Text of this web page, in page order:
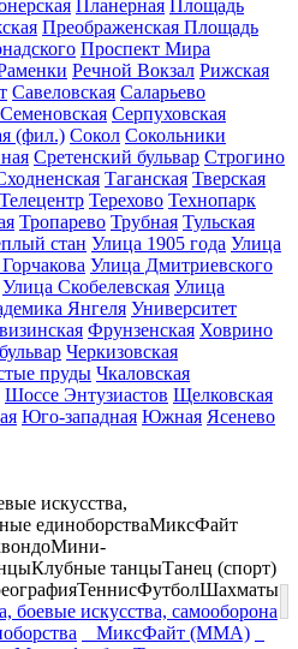
Планерная Площадь
Преображенская Площадь
Проспект Мира
Речной Вокзал Рижская
Савеловская Саларьево
Семеновская Серпуховская
(фил.) Сокол Сокольники
Сретенский бульвар Строгино
Таганская Тверская
Телецентр Терехово Технопарк
Тропарево Трубная Тульская
стан Улица 1905 года Улица
Улица Дмитриевского
Улица Скобелевская Улица
Янгеля Университет
Фрунзенская Ховрино
Черкизовская
пруды Чкаловская
Шоссе Энтузиастов Щелковская
Юго-западная Южная Ясенево
искусства,
единоборстваМиксФайт
Мини-
Клубные танцыТанец (спорт)
ТеннисФутболШахматы
боевые искусства, самооборона
МиксФайт (ММА)